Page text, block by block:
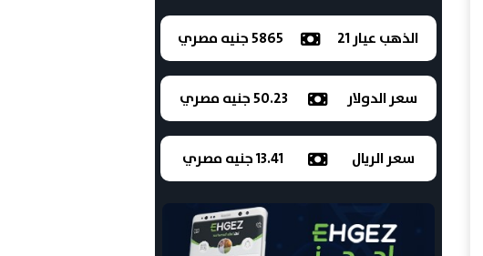
الذهب عيار 21 5865 جنيه مصري
سعر الدولار 50.23 جنيه مصري
سعر الريال 13.41 جنيه مصري